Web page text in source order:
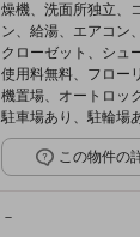
燥機、洗面所独立、
ン、給湯、エアコン
クローゼット、シュ
使用料無料、フロー
機置場、オートロッ
駐車場あり、駐輪場
この物件の
－